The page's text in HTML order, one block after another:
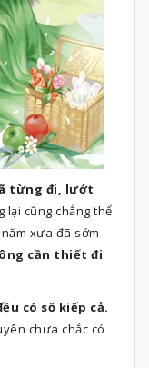
từng đi, lướt
lại cũng chẳng thể
xưa đã sớm
cần thiết đi
có số kiếp cả.
chưa chắc có